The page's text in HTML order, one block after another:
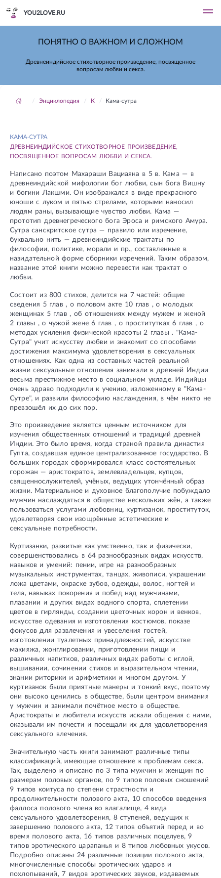
YOU2LOVE.RU
ПОНЯТНО О ВАЖНОМ И СЛОЖНОМ
Древнеиндийское стихотворное произведение, посвященное
вопросам любви и секса.
Энциклопедия К Кама-сутра
КАМА-СУТРА
ДРЕВНЕИНДИЙСКОЕ СТИХОТВОРНОЕ ПРОИЗВЕДЕНИЕ,
ПОСВЯЩЕННОЕ ВОПРОСАМ ЛЮБВИ И СЕКСА.
Написано поэтом Махараши Вациаяна в 5 в. Кама — в
древнеиндийской мифологии бог любви, сын бога Вишну
и богини Лакшми. Он изображался в виде прекрасного
юноши с луком и пятью стрелами, которыми наносил
людям раны, вызывающие чувство любви. Кама —
прототип древнегреческого бога Эроса и римского Амура.
Сутра санскритское сутра — правило или изречение,
буквально нить — древнеиндийские трактаты по
философии, политике, морали и пр., составленные в
назидательной форме сборники изречений. Таким образом,
название этой книги можно перевести как трактат о
любви.
Состоит из 800 стихов, делится на 7 частей: общие
сведения 5 глав , о половом акте 10 глав , о молодых
женщинах 5 глав , об отношениях между мужем и женой
2 главы , о чужой жене 6 глав , о проститутках 6 глав , о
методах усиления физической красоты 2 главы . "Кама-
Сутра" учит искусству любви и знакомит со способами
достижения максимума удовлетворения в сексуальных
отношениях. Как одна из составных частей реальной
жизни сексуальные отношения занимали в древней Индии
весьма престижное место в социальном укладе. Индийцы
очень здраво подходили к учению, изложенному в "Кама-
Сутре", и развили философию наслаждения, в чём никто не
превзошёл их до сих пор.
Это произведение является ценным источником для
изучения общественных отношений и традиций древней
Индии. Это было время, когда страной правила династия
Гупта, создавшая единое централизованное государство. В
больших городах сформировался класс состоятельных
горожан — аристократов, землевладельцев, купцов,
священнослужителей, учёных, ведущих утончённый образ
жизни. Материальное и духовное благополучие побуждало
мужчин наслаждаться в обществе нескольких жён, а также
пользоваться услугами любовниц, куртизанок, проституток,
удовлетворяя свои изощрённые эстетические и
сексуальные потребности.
Куртизанки, развитые как умственно, так и физически,
совершенствовались в 64 разнообразных видах искусств,
навыков и умений: пении, игре на разнообразных
музыкальных инструментах, танцах, живописи, украшении
ложа цветами, окраске зубов, одежды, волос, ногтей и
тела, навыках покорения и побед над мужчинами,
плавании и других видах водного спорта, сплетении
цветов в гирлянды, создании цветочных корон и венков,
искусстве одевания и изготовления костюмов, показе
фокусов для развлечения и увеселения гостей,
изготовлении туалетных принадлежностей, искусстве
макияжа, жонглировании, приготовлении пищи и
различных напитков, различных видах работы с иглой,
вышивании, сочинении стихов и выразительном чтении,
знании риторики и арифметики и многом другом. У
куртизанок были приятные манеры и тонкий вкус, поэтому
они высоко ценились в обществе, были центром внимания
у мужчин и занимали почётное место в обществе.
Аристократы и любители искусств искали общения с ними,
оказывали им почести и посещали их для удовлетворения
сексуального влечения.
Значительную часть книги занимают различные типы
классификаций, имеющие отношение к проблемам секса.
Так, выделено и описано по 3 типа мужчин и женщин по
размерам половых органов, по 9 типов половых сношений
9 типов коитуса по степени страстности и
продолжительности полового акта, 10 способов введения
фаллоса полового члена во влагалище, 4 вида
сексуального удовлетворения, 8 ступеней, ведущих к
завершению полового акта, 12 типов объятий перед и во
время полового акта, 16 типов различных поцелуев, 9
типов эротического царапанья и 8 типов любовных укусов.
Подробно описаны 24 различные позиции полового акта,
многочисленные способы эротических ударов и
похлопываний, 7 видов эротических звуков, издаваемых